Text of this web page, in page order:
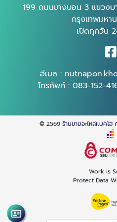
199 ถนนบางบอน 3 แขวงบ
กรุงเทพมหา
เปิดทุกวัน
อีเมล :
โทรศัพท์ : 083-152-
© 2569 ร้านขายอะไหล่แบคโ
Work is
Protect Data